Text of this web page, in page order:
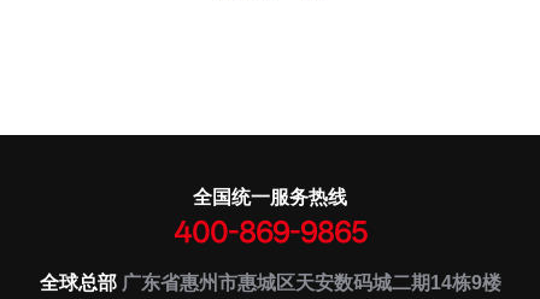
全国统一服务热线
400-869-9865
全球总部广东省惠州市惠城区天安数码城二期14栋9楼